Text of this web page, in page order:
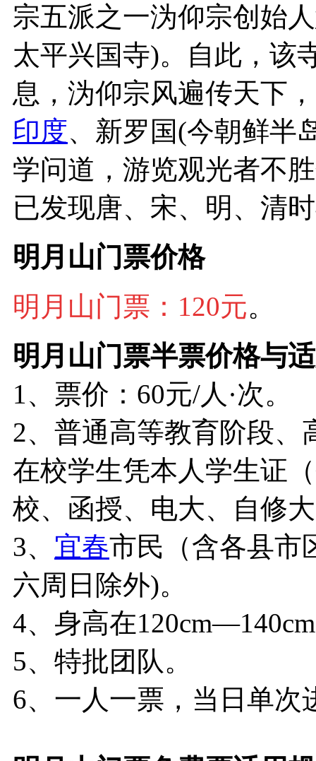
宗五派之一沩仰宗创始
太平兴国寺)。自此，该
息，沩仰宗风遍传天下
印度、新罗国(今朝鲜半
学问道，游览观光者不
已发现唐、宋、明、清
明月山门票价格
明月山门票：120元。
明月山门票半票价格与
1、票价：60元/人·次。
2、普通高等教育阶段、
在校学生凭本人学生证
校、函授、电大、自修
3、 宜春市民（含各县市
六周日除外)。
4、身高在
5、特批团队。
6、一人一票，当日单次